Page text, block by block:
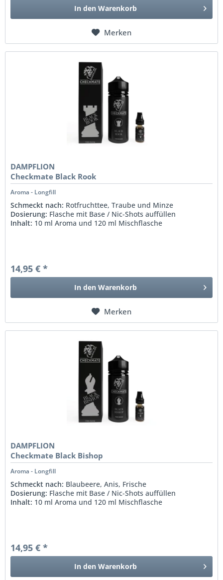
In den Warenkorb
Merken
DAMPFLION
Checkmate Black Rook
Aroma - Longfill
Schmeckt nach: Rotfruchttee, Traube und Minze
Dosierung: Flasche mit Base / Nic-Shots auffüllen
Inhalt: 10 ml Aroma und 120 ml Mischflasche
14,95 € *
In den Warenkorb
Merken
DAMPFLION
Checkmate Black Bishop
Aroma - Longfill
Schmeckt nach: Blaubeere, Anis, Frische
Dosierung: Flasche mit Base / Nic-Shots auffüllen
Inhalt: 10 ml Aroma und 120 ml Mischflasche
14,95 € *
In den Warenkorb